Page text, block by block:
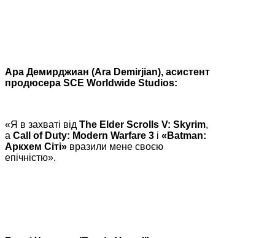
Ара Демирджиан (Ara Demirjian), асистент
продюсера SCE Worldwide Studios:
«Я в захваті від The Elder Scrolls V: Skyrim,
а Call of Duty: Modern Warfare 3 і «Batman:
Аркхем Сіті» вразили мене своєю
епічністю».